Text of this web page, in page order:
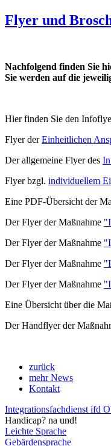
Flyer und
Nachfolgend finden Sie
Sie werden auf die
Hier finden Sie den
Flyer derEinheitlichen
Der allgemeine Flyer des
Flyer bzgl. individuellem
Eine PDF-Übersicht der
Der Flyer der Maßnahme
Der Flyer der Maßnahme
Der Flyer der Maßnahme
Der Flyer der Maßnahme
Eine Übersicht über die
Der Handflyer der
zurück
mehr News
Kontakt
Integrationsfachdienst ifd
Handicap? na und!
Leichte Sprache
Gebärdensprache